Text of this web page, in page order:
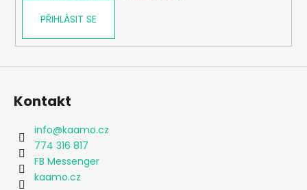
PŘIHLÁSIT SE
Kontakt
info@kaamo.cz
774 316 817
FB Messenger
kaamo.cz